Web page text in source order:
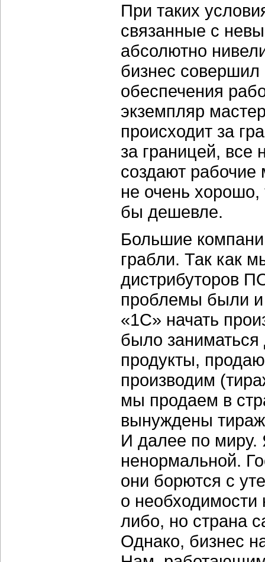
При таких
связанные с
абсолютно
бизнес
обеспечения
экземпляр
происходит за
за границей, все
создают
не очень хорошо,
бы дешевле.
Большие
грабли. Так как
дистрибуторов
проблемы были и
«1С» начать
было
продукты,
производим
мы продаем в
вынуждены
И далее по миру.
ненормальной.
они борются с
о
либо, но страна
Однако, бизнес